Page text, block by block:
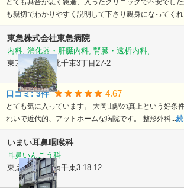
とても具合が悪く急遽、入ったクリニックで不安でし
も親切でわかりやすく説明して下さり親身になってく
東急株式会社東急病院
内科, 消化器・肝臓内科, 腎臓・透析内科, ...
東京都大田区北千束3丁目27-2
口コミ:3件 4.67
とても気に入っています。 大岡山駅の真上という好条
れいで近代的、アットホームな病院です。 整形外科...
いまい耳鼻咽喉科
耳鼻いんこう科
東京都大田区南千束3-18-12